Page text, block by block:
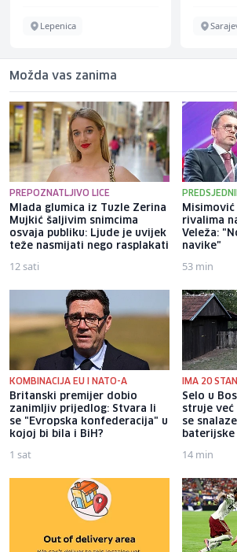
Lepenica
Možda vas zanima
PREPOZNATLJIVO LICE
Mlada glumica iz Tuzle Zerina
Mujkić šaljivim snimcima
osvaja publiku: Ljude je uvijek
teže nasmijati nego rasplakati
12 sati
rivalima
Veleža:
navike"
53 min
KOMBINACIJA EU I NATO-A
Britanski premijer dobio
zanimljiv prijedlog: Stvara li
se "Evropska konfederacija" u
kojoj bi bila i BiH?
1 sat
IMA 20
Selo u
struje već
se
baterijske
14 min